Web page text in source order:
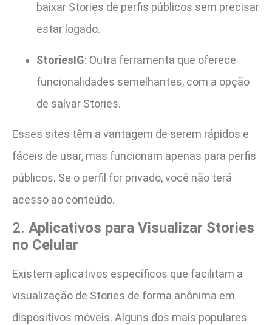
baixar Stories de perfis públicos sem precisar
estar logado.
StoriesIG: Outra ferramenta que oferece
funcionalidades semelhantes, com a opção
de salvar Stories.
Esses sites têm a vantagem de serem rápidos e
fáceis de usar, mas funcionam apenas para perfis
públicos. Se o perfil for privado, você não terá
acesso ao conteúdo.
2. Aplicativos para Visualizar Stories
no Celular
Existem aplicativos específicos que facilitam a
visualização de Stories de forma anônima em
dispositivos móveis. Alguns dos mais populares